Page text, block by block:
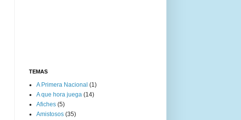
TEMAS
A Primera Nacional (1)
A que hora juega (14)
Afiches (5)
Amistosos (35)